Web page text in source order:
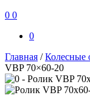
0 0
0
Главная /Колесные
VBP 70×60-20